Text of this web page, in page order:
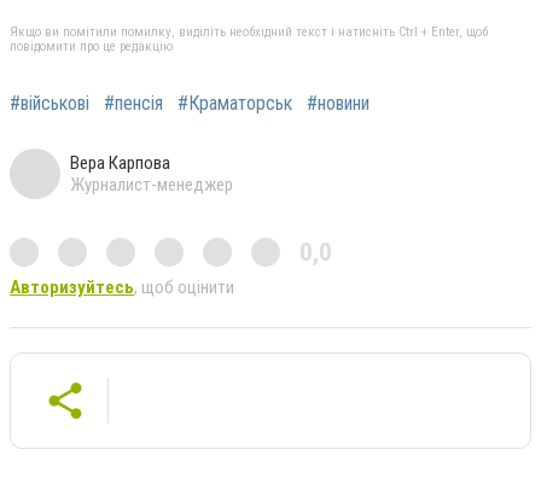
Якщо ви помітили помилку, виділіть необхідний текст і натисніть Ctrl + Enter, щоб
повідомити про це редакцію
#військові #пенсія #Краматорськ #новини
Вера Карпова
Журналист-менеджер
0,0
Авторизуйтесь, щоб оцінити